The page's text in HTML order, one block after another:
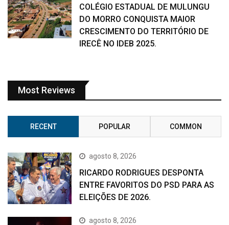
COLÉGIO ESTADUAL DE MULUNGU
DO MORRO CONQUISTA MAIOR
CRESCIMENTO DO TERRITÓRIO DE
IRECÊ NO IDEB 2025.
Most Reviews
RECENT POPULAR COMMON
agosto 8, 2026
RICARDO RODRIGUES DESPONTA
ENTRE FAVORITOS DO PSD PARA AS
ELEIÇÕES DE 2026.
agosto 8, 2026